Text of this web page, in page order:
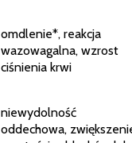
omdlenie*, reakcja
wazowagalna, wzrost
ciśnienia krwi
niewydolność
oddechowa,